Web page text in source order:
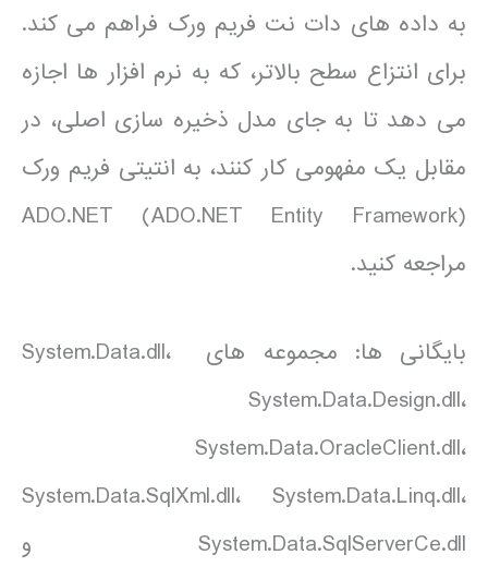
به داده های دات نت فریم ورک فراهم می کند.
برای انتزاع سطح بالاتر، که به نرم افزار ها اجازه
می دهد تا به جای مدل ذخیره سازی اصلی، در
مقابل یک مفهومی کار کنند، به انتیتی فریم ورک
ADO.NET (ADO.NET Entity Framework)
مراجعه کنید.
بایگانی ها: مجموعه های System.Data.dll،
System.Data.Design.dll،
System.Data.OracleClient.dll،
System.Data.SqlXml.dll، System.Data.Linq.dll،
System.Data.SqlServerCe.dll و